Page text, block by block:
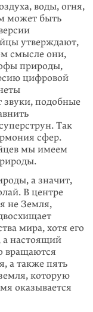
воды, огня,
может быть
утверждают,
смысле они,
природы,
цифровой
звуки, подобные
Так
сфер.
мы имеем
а значит,
В центре
не Земля,
мира, хотя его
а настоящий
вращаются
а также пять
которую
оказывается